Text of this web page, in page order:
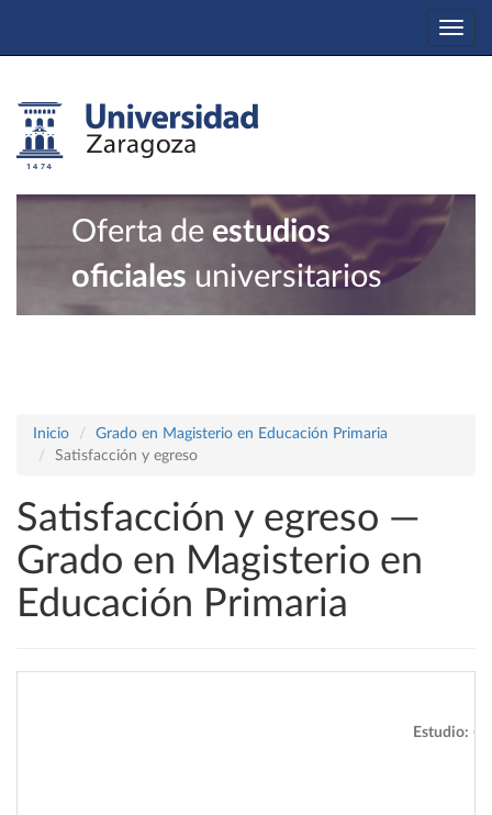
Oferta de estudios
oficiales universitarios
Inicio
Grado en Magisterio en Educación Primaria
Satisfacción y egreso
Satisfacción y egreso —
Grado en Magisterio en
Educación Primaria
Estudio: